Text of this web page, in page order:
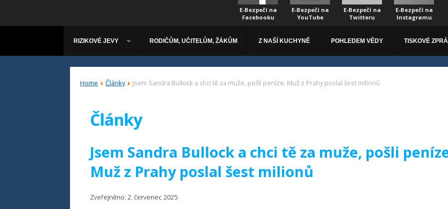
E-Bezpečí na
Facebooku
E-Bezpečí na
YouTube
E-Bezpečí na
Twitteru
E-Bezpečí na
Instagramu
RIZIKOVÉ JEVY RODIČŮM, UČITELŮM, ŽÁKŮM Z NAŠÍ KUCHYNĚ POHLEDEM VĚDY TISKOVÉ
Home Články Jsem Sandra Bullock a chci tě za muže, pošli peníze. Muž z Prahy poslal šest milionů
Články
Jsem Sandra Bullock a chci tě za muže, pošli
Muž z Prahy poslal šest milionů
Zveřejněno: 2. červenec 2025